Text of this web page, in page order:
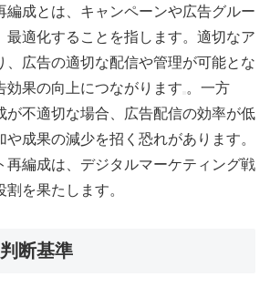
編成とは、キャンペーンや広告グルー
最適化することを指します。適切なア
、広告の適切な配信や管理が可能とな
効果の向上につながります 。一方
が不適切な場合、広告配信の効率が低
成果の減少を招く恐れがあります。
再編成は、デジタルマーケティング戦
を果たします。
断基準